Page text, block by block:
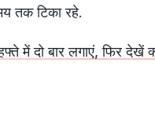
तक टिका रहे.
में दो बार लगाएं, फिर देखें